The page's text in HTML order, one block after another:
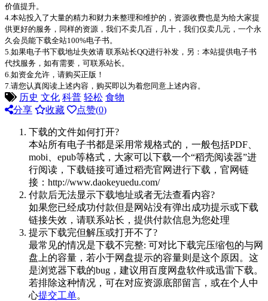
价值提升。
4.本站投入了大量的精力和财力来整理和维护的，资源收费也是为给大家提
供更好的服务，同样的资源，我们不卖几百，几十，我们仅卖几元，一个永
久会员能下载全站100%电子书。
5.如果电子书下载地址失效请 联系站长QQ进行补发，另：本站提供电子书
代找服务，如有需要，可联系站长。
6.如资金允许，请购买正版！
7.请您认真阅读上述内容，购买即以为着您同意上述内容。
历史 文化 科普 轻松 食物
分享
收藏 点赞(0)
下载的文件如何打开?
本站所有电子书都是采用常规格式的，一般包括PDF、
mobi、epub等格式，大家可以下载一个“稻壳阅读器”进
行阅读，下载链接可通过稻壳官网进行下载，官网链
接：http://www.daokeyuedu.com/
付款后无法显示下载地址或者无法查看内容?
如果您已经成功付款但是网站没有弹出成功提示或下载
链接失效，请联系站长，提供付款信息为您处理
提示下载完但解压或打开不了?
最常见的情况是下载不完整: 可对比下载完压缩包的与网
盘上的容量，若小于网盘提示的容量则是这个原因。这
是浏览器下载的bug，建议用百度网盘软件或迅雷下载。
若排除这种情况，可在对应资源底部留言，或在个人中
心提交工单。